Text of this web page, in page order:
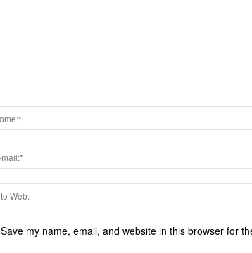
Save my name, email, and website in this browser for